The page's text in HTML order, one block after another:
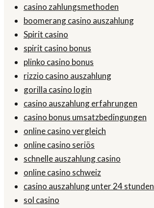
casino zahlungsmethoden
boomerang casino auszahlung
Spirit casino
spirit casino bonus
plinko casino bonus
rizzio casino auszahlung
gorilla casino login
casino auszahlung erfahrungen
casino bonus umsatzbedingungen
online casino vergleich
online casino seriös
schnelle auszahlung casino
online casino schweiz
casino auszahlung unter 24 stunden
sol casino